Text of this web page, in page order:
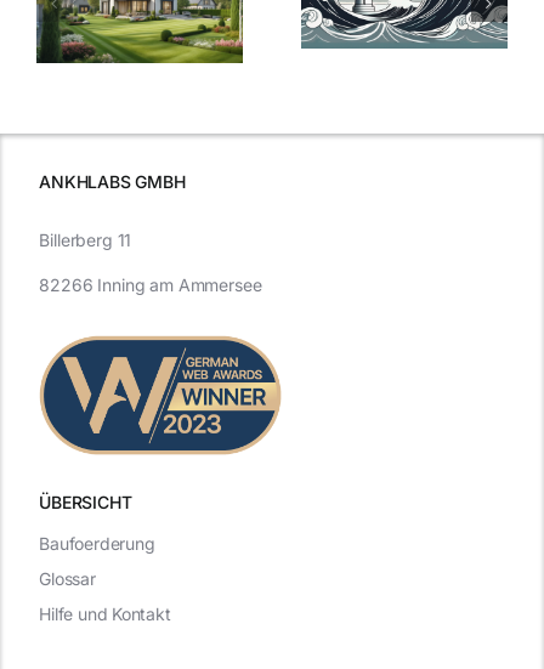
aktuelle
Entwicklung
Bauzinsen: Ein
Blick in die
ANKHLABS GMBH
ÜBERSICHT
Billerberg 11
82266 Inning am Ammersee
Baufoerderung
Glossar
Hilfe und Kontakt